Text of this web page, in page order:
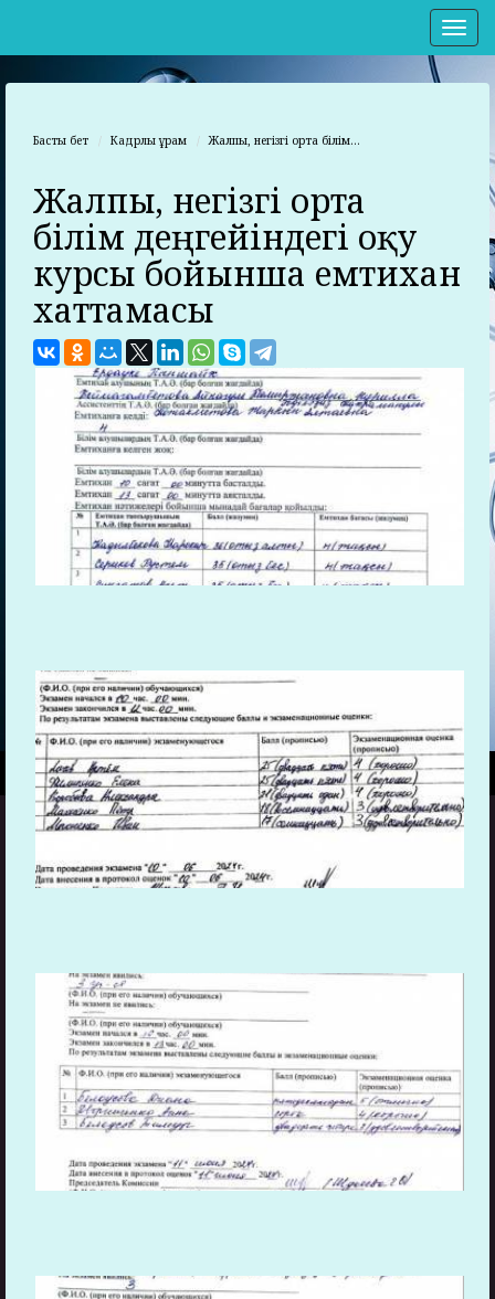
Басты бет Кадрлық құрам Жалпы, негізгі орта білім...
Жалпы, негізгі орта
білім деңгейіндегі оқу
курсы бойынша емтихан
хаттамасы